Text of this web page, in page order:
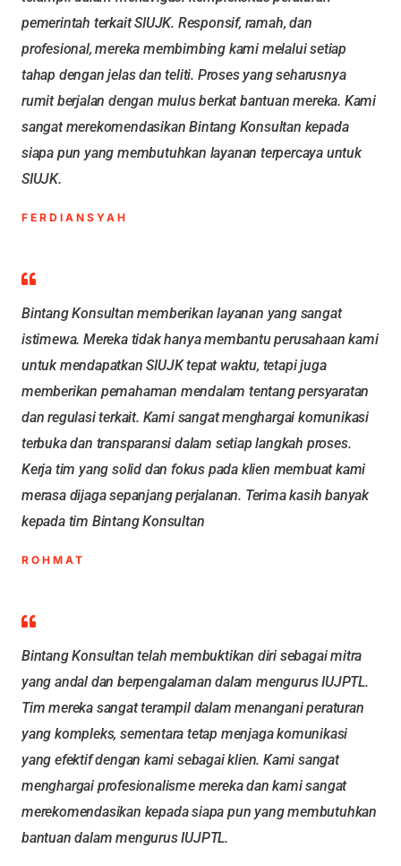
pemerintah terkait SIUJK. Responsif, ramah, dan
profesional, mereka membimbing kami melalui setiap
tahap dengan jelas dan teliti. Proses yang seharusnya
rumit berjalan dengan mulus berkat bantuan mereka. Kami
sangat merekomendasikan Bintang Konsultan kepada
siapa pun yang membutuhkan layanan terpercaya untuk
SIUJK.
FERDIANSYAH
Bintang Konsultan memberikan layanan yang sangat
istimewa. Mereka tidak hanya membantu perusahaan kami
untuk mendapatkan SIUJK tepat waktu, tetapi juga
memberikan pemahaman mendalam tentang persyaratan
dan regulasi terkait. Kami sangat menghargai komunikasi
terbuka dan transparansi dalam setiap langkah proses.
Kerja tim yang solid dan fokus pada klien membuat kami
merasa dijaga sepanjang perjalanan. Terima kasih banyak
kepada tim Bintang Konsultan
ROHMAT
Bintang Konsultan telah membuktikan diri sebagai mitra
yang andal dan berpengalaman dalam mengurus IUJPTL.
Tim mereka sangat terampil dalam menangani peraturan
yang kompleks, sementara tetap menjaga komunikasi
yang efektif dengan kami sebagai klien. Kami sangat
menghargai profesionalisme mereka dan kami sangat
merekomendasikan kepada siapa pun yang membutuhkan
bantuan dalam mengurus IUJPTL.